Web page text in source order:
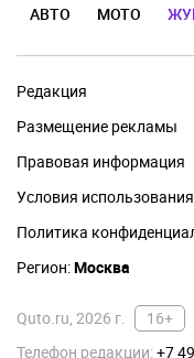
АВТО МОТО
Редакция
Размещение рекламы
Правовая информация
Условия использования
Политика
Регион:Москва
Quto.ru, 2026 г.
16+
Телефон редакции:+7